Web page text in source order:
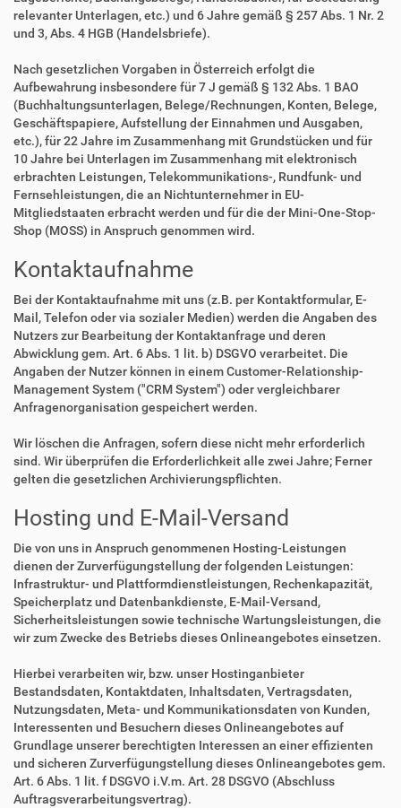
relevanter Unterlagen, etc.) und 6 Jahre gemäß § 257 Abs. 1 Nr. 2
und 3, Abs. 4 HGB (Handelsbriefe).
Nach gesetzlichen Vorgaben in Österreich erfolgt die
Aufbewahrung insbesondere für 7 J gemäß § 132 Abs. 1 BAO
(Buchhaltungsunterlagen, Belege/Rechnungen, Konten, Belege,
Geschäftspapiere, Aufstellung der Einnahmen und Ausgaben,
etc.), für 22 Jahre im Zusammenhang mit Grundstücken und für
10 Jahre bei Unterlagen im Zusammenhang mit elektronisch
erbrachten Leistungen, Telekommunikations-, Rundfunk- und
Fernsehleistungen, die an Nichtunternehmer in EU-
Mitgliedstaaten erbracht werden und für die der Mini-One-Stop-
Shop (MOSS) in Anspruch genommen wird.
Kontaktaufnahme
Bei der Kontaktaufnahme mit uns (z.B. per Kontaktformular, E-
Mail, Telefon oder via sozialer Medien) werden die Angaben des
Nutzers zur Bearbeitung der Kontaktanfrage und deren
Abwicklung gem. Art. 6 Abs. 1 lit. b) DSGVO verarbeitet. Die
Angaben der Nutzer können in einem Customer-Relationship-
Management System ("CRM System") oder vergleichbarer
Anfragenorganisation gespeichert werden.
Wir löschen die Anfragen, sofern diese nicht mehr erforderlich
sind. Wir überprüfen die Erforderlichkeit alle zwei Jahre; Ferner
gelten die gesetzlichen Archivierungspflichten.
Hosting und E-Mail-Versand
Die von uns in Anspruch genommenen Hosting-Leistungen
dienen der Zurverfügungstellung der folgenden Leistungen:
Infrastruktur- und Plattformdienstleistungen, Rechenkapazität,
Speicherplatz und Datenbankdienste, E-Mail-Versand,
Sicherheitsleistungen sowie technische Wartungsleistungen, die
wir zum Zwecke des Betriebs dieses Onlineangebotes einsetzen.
Hierbei verarbeiten wir, bzw. unser Hostinganbieter
Bestandsdaten, Kontaktdaten, Inhaltsdaten, Vertragsdaten,
Nutzungsdaten, Meta- und Kommunikationsdaten von Kunden,
Interessenten und Besuchern dieses Onlineangebotes auf
Grundlage unserer berechtigten Interessen an einer effizienten
und sicheren Zurverfügungstellung dieses Onlineangebotes gem.
Art. 6 Abs. 1 lit. f DSGVO i.V.m. Art. 28 DSGVO (Abschluss
Auftragsverarbeitungsvertrag).